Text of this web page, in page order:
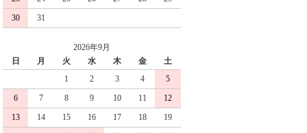
30
31
2026年9月
日
月 火 水 木 金
土
1
2 3 4
5
6
7 8 9 10 11
12
13
14 15 16 17 18
19